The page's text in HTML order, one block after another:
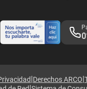
|Derechos ARCO|